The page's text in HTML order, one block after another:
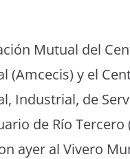
Mutual del
(Amcecis) y el
Industrial, de
de Río Tercero
ayer al Vivero